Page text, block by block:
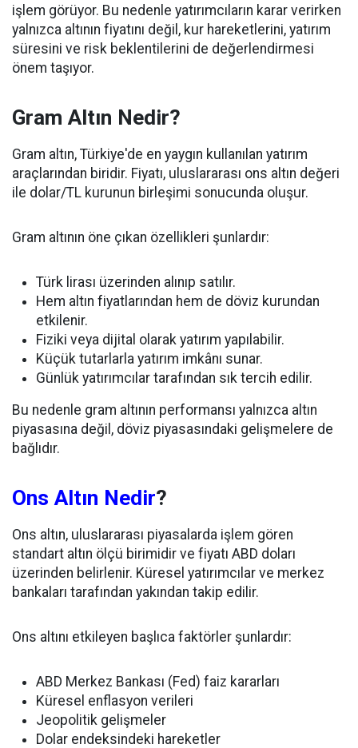
işlem görüyor. Bu nedenle yatırımcıların karar verirken
yalnızca altının fiyatını değil, kur hareketlerini, yatırım
süresini ve risk beklentilerini de değerlendirmesi
önem taşıyor.
Gram Altın Nedir?
Gram altın, Türkiye'de en yaygın kullanılan yatırım
araçlarından biridir. Fiyatı, uluslararası ons altın değeri
ile dolar/TL kurunun birleşimi sonucunda oluşur.
Gram altının öne çıkan özellikleri şunlardır:
Türk lirası üzerinden alınıp satılır.
Hem altın fiyatlarından hem de döviz kurundan
etkilenir.
Fiziki veya dijital olarak yatırım yapılabilir.
Küçük tutarlarla yatırım imkânı sunar.
Günlük yatırımcılar tarafından sık tercih edilir.
Bu nedenle gram altının performansı yalnızca altın
piyasasına değil, döviz piyasasındaki gelişmelere de
bağlıdır.
Ons Altın Nedir?
Ons altın, uluslararası piyasalarda işlem gören
standart altın ölçü birimidir ve fiyatı ABD doları
üzerinden belirlenir. Küresel yatırımcılar ve merkez
bankaları tarafından yakından takip edilir.
Ons altını etkileyen başlıca faktörler şunlardır:
ABD Merkez Bankası (Fed) faiz kararları
Küresel enflasyon verileri
Jeopolitik gelişmeler
Dolar endeksindeki hareketler